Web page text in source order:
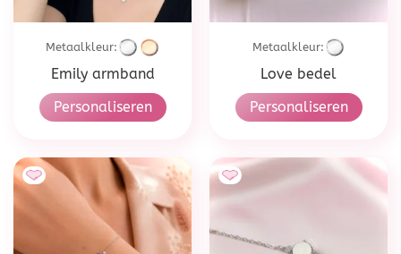
Metaalkleur:
Emily armband
Personaliseren
Metaalkleur:
Love bedel
Personaliseren